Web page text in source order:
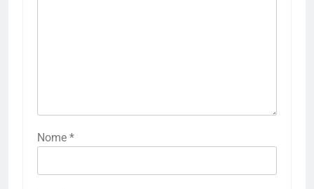
Nome *